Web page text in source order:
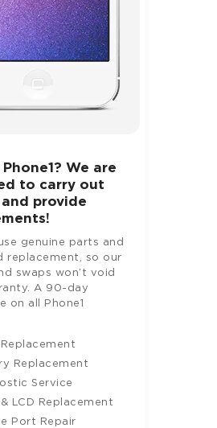
We are
to carry out
provide
genuine parts and
replacement, so our
swaps won’t void
A 90-day
on all Phone1
Replacement
Replacement
Service
LCD Replacement
Port Repair